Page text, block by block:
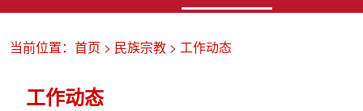
侨务工作
当前位置： 首页 > 民族宗教 > 工作动态
工作动态